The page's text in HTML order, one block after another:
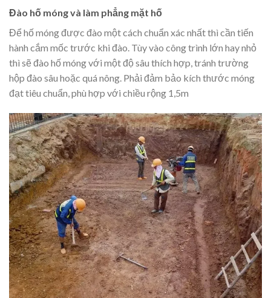
Đào hố móng và làm phẳng mặt hố
Để hố móng được đào một cách chuẩn xác nhất thì cần tiến
hành cắm mốc trước khi đào. Tùy vào công trình lớn hay nhỏ
thì sẽ đào hố móng với một độ sâu thích hợp, tránh trường
hộp đào sâu hoặc quá nông. Phải đảm bảo kích thước móng
đạt tiêu chuẩn, phù hợp với chiều rộng 1,5m